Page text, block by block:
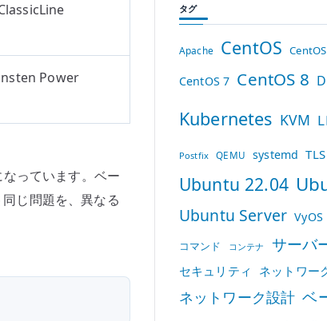
Power
っています。ベー
じ問題を、異なる
タグ
Apache CentOS
CentOS 7 CentOS 8
Kubernetes KVM
Postfix QEMU systemd TLS
Ubuntu 22.04
Ubuntu Server VyOS
コマンド コンテナ サーバ
セキュリティ ネットワー
ネットワーク設計 ベ